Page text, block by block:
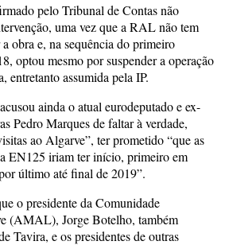
pelo Tribunal de Contas não
uma vez que a RAL não tem
obra e, na sequência do primeiro
optou mesmo por suspender a operação
entretanto assumida pela IP.
ainda o atual eurodeputado e ex-
Pedro Marques de faltar à verdade,
ao Algarve”, ter prometido “que as
EN125 iriam ter início, primeiro em
último até final de 2019”.
o presidente da Comunidade
(AMAL), Jorge Botelho, também
Tavira, e os presidentes de outras